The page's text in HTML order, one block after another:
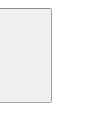
み（日本）
米国/英語）